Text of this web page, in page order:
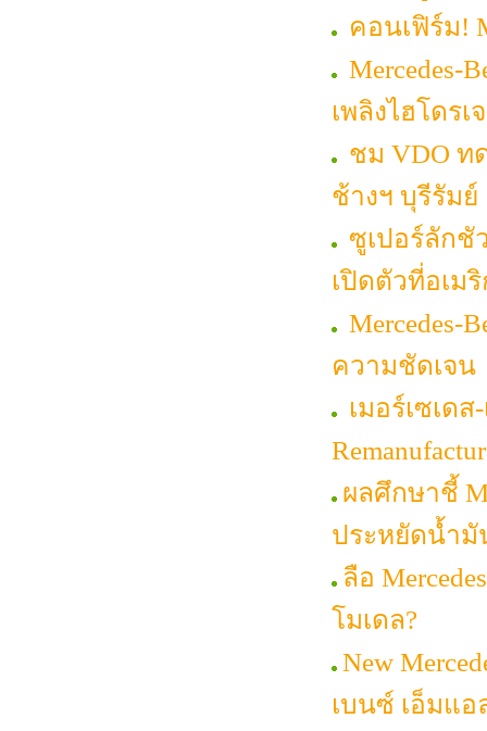
คอนเฟิร์ม!
Mercedes-
เพลิงไฮโดรเ
ชม VDO ท
ช้างฯ บุรีรัมย์
ซูเปอร์ลักชั
เปิดตัวที่อเม
Mercedes-
ความชัดเจน
เมอร์เซเด
ผลศึกษาชี้
ประหยัดน้ำ
ลือ
โมเดล?
New
เบนซ์ เอ็มแ